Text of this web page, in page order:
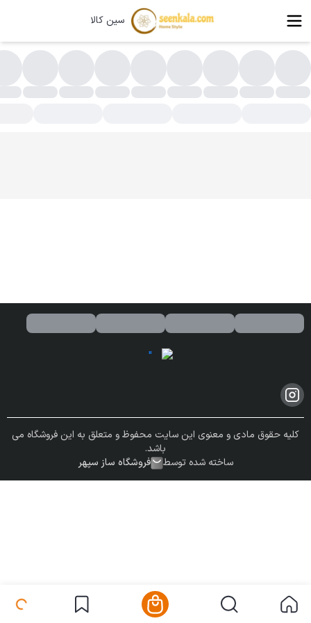
سین کالا
کلیه حقوق مادی و معنوی این سایت محفوظ و متعلق به این فروشگاه می
باشد.
ساخته شده توسط
فروشگاه ساز سپهر